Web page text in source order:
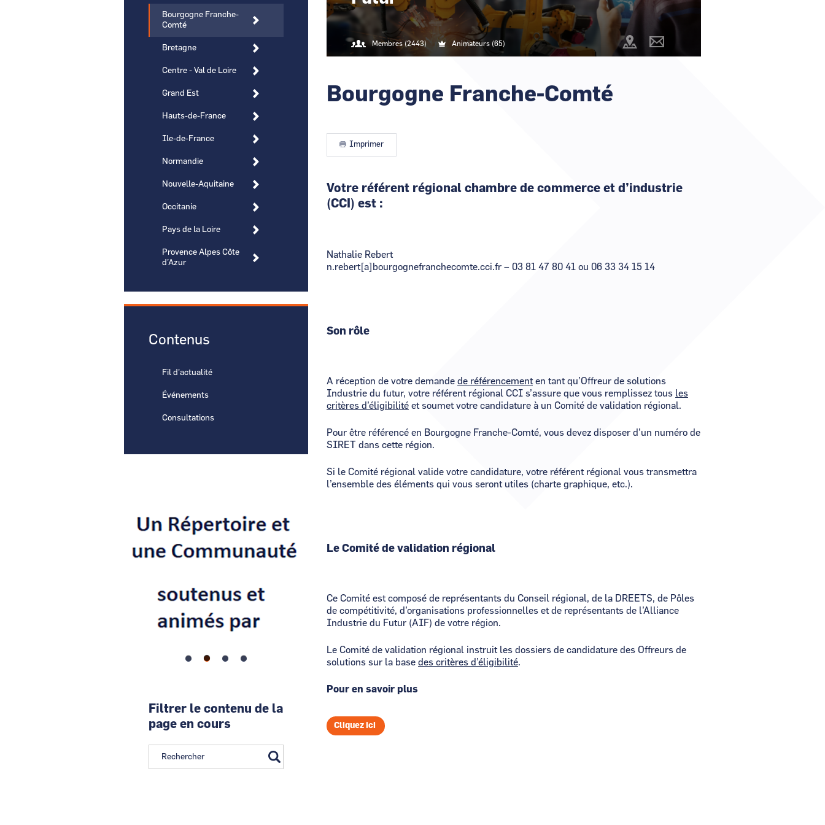
Pays de la Loire
Comment demander un nouveau mot de passe ?
Comment supprimer mon compte ?
Bourgogne Franche-
Comté
Bretagne
Centre - Val de Loire
Grand Est
Hauts-de-France
Ile-de-France
Normandie
Nouvelle-Aquitaine
Occitanie
Pays de la Loire
Provence Alpes Côte
d’Azur
Contenus
Fil d'actualité
Événements
Consultations
Visuel
Image Visuel
Image
Filtrer le contenu de la
page en cours
Membres (2443) Animateurs (65)
@cartography_link_title
Contacter
Bourgogne Franche-Comté
Imprimer
Votre référent régional chambre de commerce et d’industrie
(CCI) est :
Nathalie Rebert
n.rebert[a]bourgognefranchecomte.cci.fr – 03 81 47 80 41 ou 06 33 34 15 14
Son rôle
A réception de votre demande de référencement en tant qu’Offreur de solutions
Industrie du futur, votre référent régional CCI s’assure que vous remplissez tous les
critères d’éligibilité et soumet votre candidature à un Comité de validation régional.
Pour être référencé en Bourgogne Franche-Comté, vous devez disposer d’un numéro de
SIRET dans cette région.
Si le Comité régional valide votre candidature, votre référent régional vous transmettra
l’ensemble des éléments qui vous seront utiles (charte graphique, etc.).
Le Comité de validation régional
Ce Comité est composé de représentants du Conseil régional, de la DREETS, de Pôles
de compétitivité, d’organisations professionnelles et de représentants de l’Alliance
Industrie du Futur (AIF) de votre région.
Le Comité de validation régional instruit les dossiers de candidature des Offreurs de
solutions sur la base des critères d’éligibilité.
Pour en savoir plus
Cliquez ici